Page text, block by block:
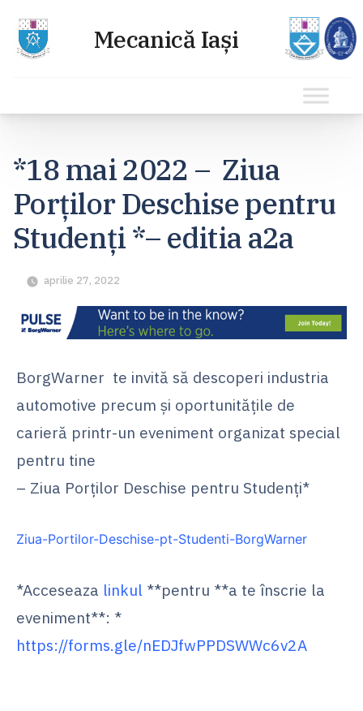
conținut
*18 mai 2022 – Ziua
Porților Deschise pentru
Studenți *– editia a2a
aprilie 27, 2022
BorgWarner te invită să descoperi industria
automotive precum și oportunitățile de
carieră printr-un eveniment organizat special
pentru tine
– Ziua Porților Deschise pentru Studenți*
Ziua-Portilor-Deschise-pt-Studenti-BorgWarner
*Acceseaza linkul **pentru **a te înscrie la
eveniment**: *
https://forms.gle/nEDJfwPPDSWWc6v2A